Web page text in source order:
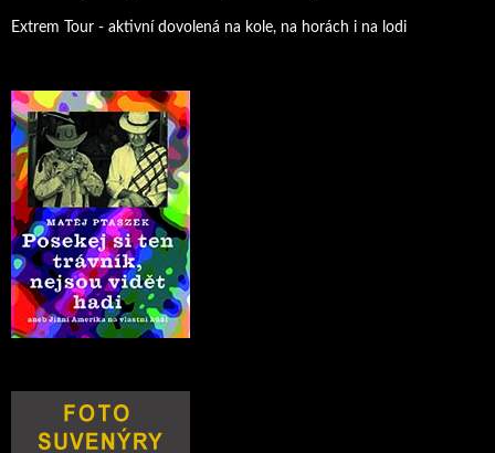
Extrem Tour - aktivní dovolená na kole, na horách i na lodi